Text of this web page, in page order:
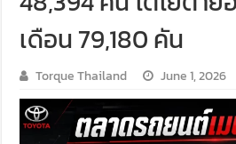
เดือน 79,180 คัน
Torque Thailand June 1, 2026